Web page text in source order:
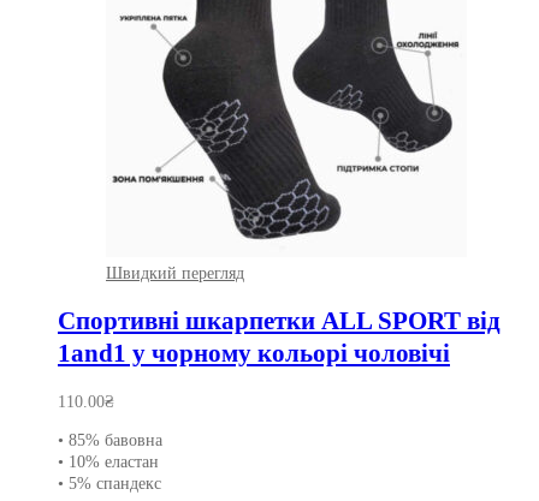
Швидкий перегляд
Спортивні шкарпетки ALL SPORT від
1and1 у чорному кольорі чоловічі
110.00₴
• 85% бавовна
• 10% еластан
• 5% спандекс